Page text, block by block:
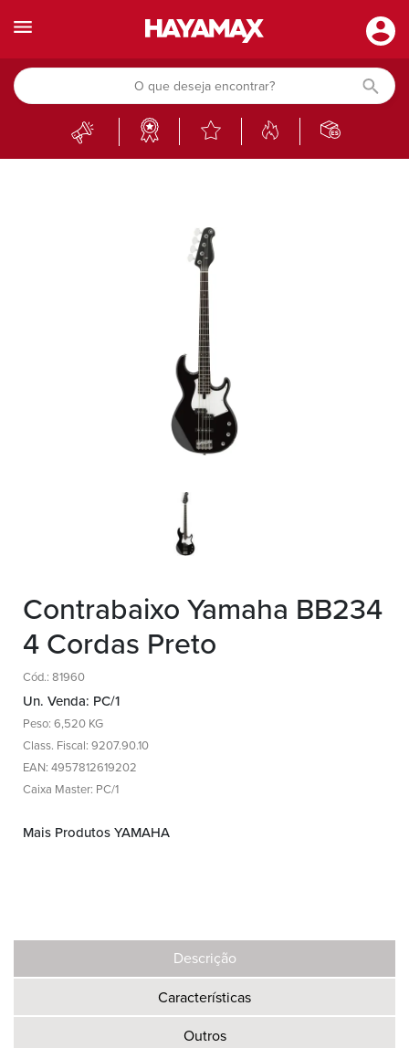
Contrabaixo Yamaha BB234
4 Cordas Preto
Cód.: 81960
Un. Venda: PC/1
Peso: 6,520 KG
Class. Fiscal: 9207.90.10
EAN: 4957812619202
Caixa Master: PC/1
Mais Produtos YAMAHA
Descrição
Características
Outros